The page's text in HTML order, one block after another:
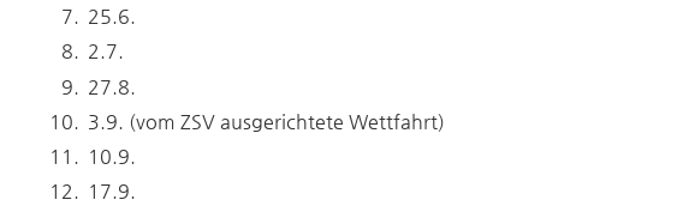
25.6.
2.7.
27.8.
3.9. (vom ZSV ausgerichtete Wettfahrt)
10.9.
17.9.